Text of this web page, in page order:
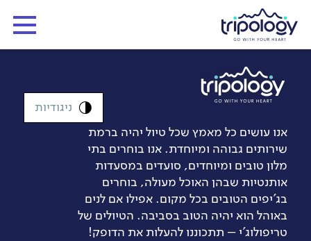
אנו עושים כל מאמץ שכל טיול יהיה ברמת
שירותים גבוהה ומיוחדת. אנו בוחרים בתי
מלון טובים ומיוחדים, סועדים במסעדות
אותנטיות שבהן האוכל מעולה, בוחרים
בג’יפים הטובים בכל מקום. אפילו אם לנים
באוהל הוא יהיה הטוב בסביבה. הטיולים של
טריפולוג'י – תתכוננו להעלות את הדופק!
ניגודיות